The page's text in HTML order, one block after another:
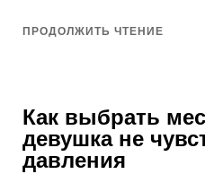
ПРОДОЛЖИТЬ ЧТЕНИЕ
Как выбрать
девушка не
давления